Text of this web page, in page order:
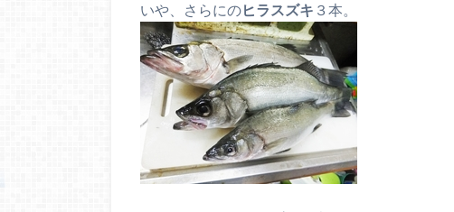
いや、さらにのヒラスズキ ３本。